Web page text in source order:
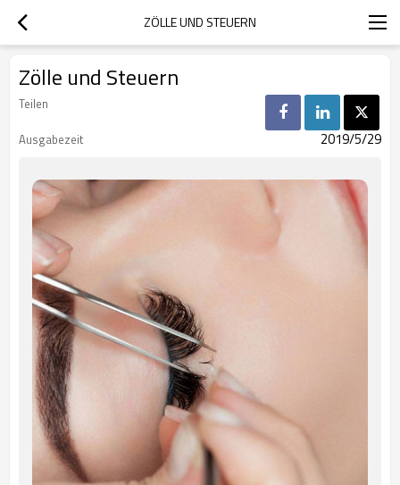
ZÖLLE UND STEUERN
Zölle und Steuern
Teilen
Ausgabezeit
2019/5/29